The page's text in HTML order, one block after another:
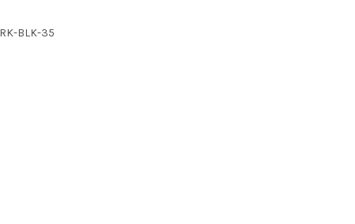
BLK-35